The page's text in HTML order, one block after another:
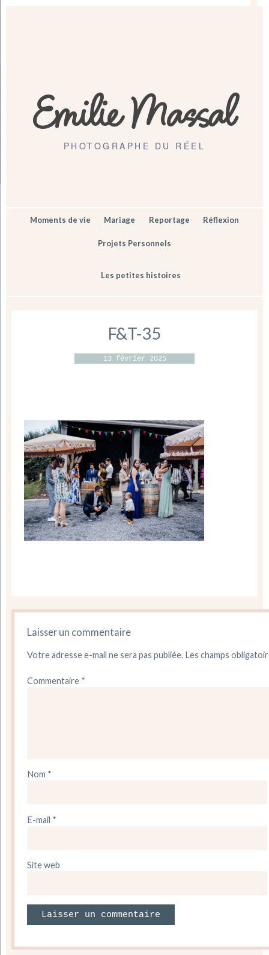
Emilie Massal
PHOTOGRAPHE DU RÉEL
Moments de vie Mariage Reportage Réflexion
Projets Personnels
Les petites histoires
F&T-35
13 février 2025
Laisser un commentaire
Votre adresse e-mail ne sera pas publiée. Les champs
Commentaire *
Nom *
E-mail *
Site web